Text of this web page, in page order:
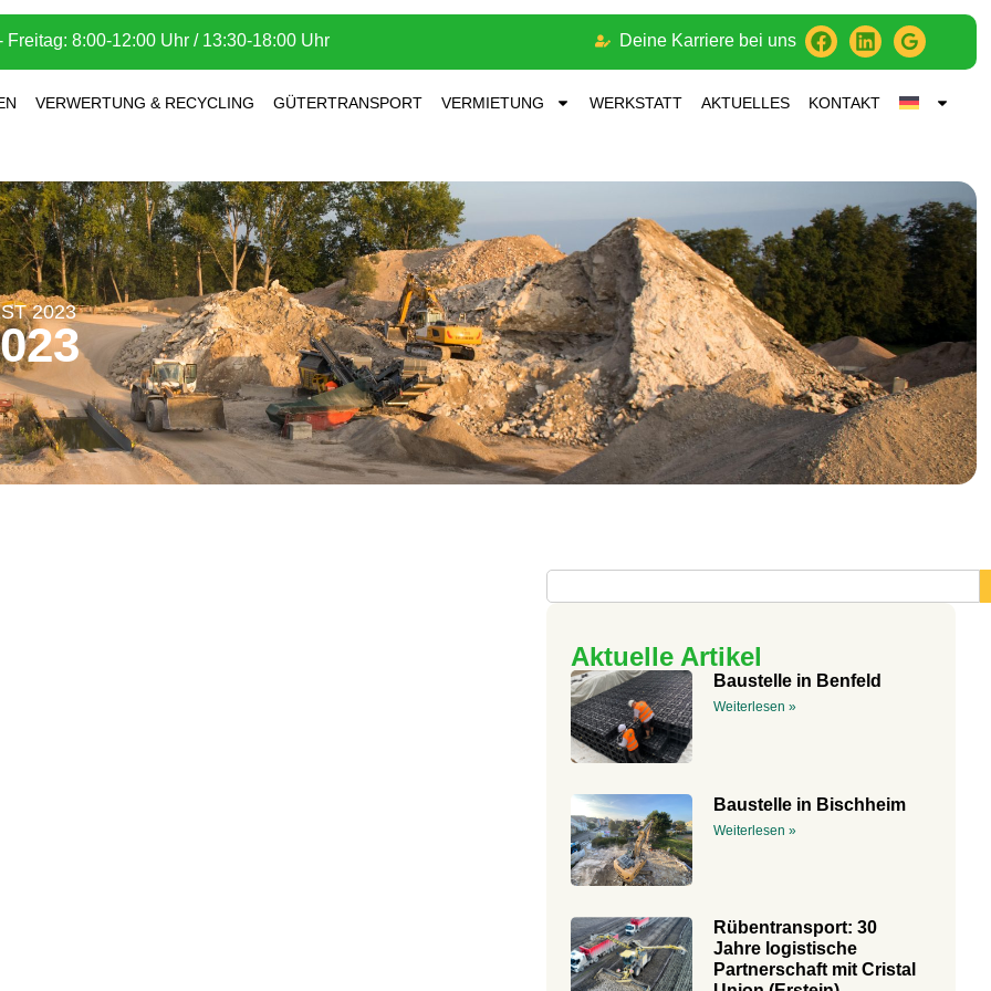
Freitag: 8:00-12:00 Uhr / 13:30-18:00 Uhr Deine Karriere bei uns
VERWERTUNG & RECYCLING GÜTERTRANSPORT VERMIETUNG WERKSTATT AKTUELLES KONTAKT
2023
Aktuelle Artikel
Baustelle in Benfeld
Weiterlesen »
Baustelle in Bischheim
Weiterlesen »
Rübentransport: 30
Jahre logistische
Partnerschaft mit Cristal